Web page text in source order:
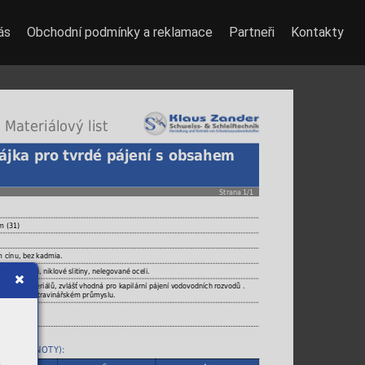
Materiálový list
pro tvrdé pájení s obsahem
Strana 1/1
(31)
cínu, bez kadmia.
CrNi oceli, niklové slitiny, nelegované oceli.
materiálů, zvlášť vhodná pro kapilární pájení vodovodních rozvodů .
v potravinářském průmyslu.
HODNOTY):
Obchodní podmínky a reklamace Partneři Kontakty